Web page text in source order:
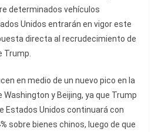
determinados vehículos
Unidos entrarán en vigor este
directa al recrudecimiento de
Trump.
en medio de un nuevo pico en la
y Beijing, ya que Trump
Estados Unidos continuará con
sobre bienes chinos, luego de que